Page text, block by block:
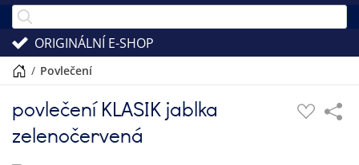
ORIGINÁLNÍ E-SHOP
/ povlečení
povlečení KLASIK jablka
zelenočervená